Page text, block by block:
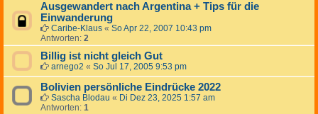
Ausgewandert nach Argentina + Tips für die
Einwanderung
Caribe-Klaus « So Apr 22, 2007 10:43 pm
Antworten: 2
Billig ist nicht gleich Gut
arnego2 « So Jul 17, 2005 9:53 pm
Bolivien persönliche Eindrücke 2022
Sascha Blodau « Di Dez 23, 2025 1:57 am
Antworten: 1